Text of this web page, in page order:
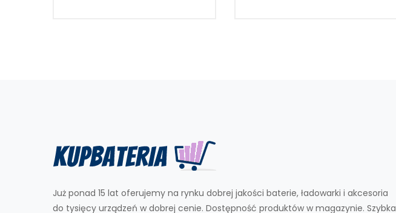
Już ponad 15 lat oferujemy na rynku dobrej jakości baterie, ładowarki i akcesoria
do tysięcy urządzeń w dobrej cenie. Dostępność produktów w magazynie. Szybka